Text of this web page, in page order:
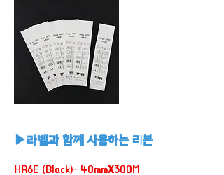
▶라벨과 함께 사용하는 리본
HR6E (Black)- 40mmX300M